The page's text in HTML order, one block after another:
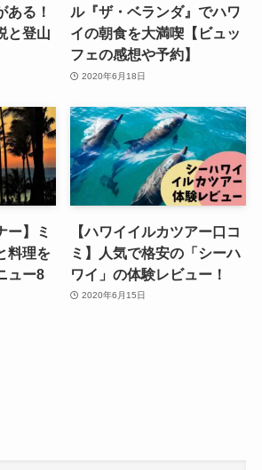
ある！
と登山
ル『ザ・ベランダ』でハワ
イの朝食を大満喫【ビュッ
フェの感想や予約】
2020年6月18日
ー】ミ
料理を
ュー8
【ハワイイルカツアー口コ
ミ】人気で格安の「シーハ
ワイ」の体験レビュー！
2020年6月15日